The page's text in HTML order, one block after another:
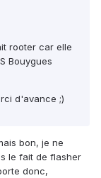
rooter car elle
Bouygues
d'avance ;)
bon, je ne
le fait de flasher
donc,